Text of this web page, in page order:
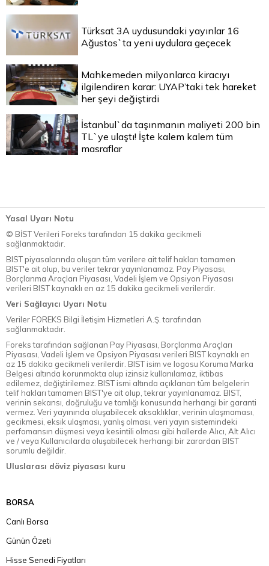
Türksat 3A uydusundaki yayınlar 16
Ağustos`ta yeni uydulara geçecek
Mahkemeden milyonlarca kiracıyı
ilgilendiren karar: UYAP’taki tek hareket
her şeyi değiştirdi
İstanbul`da taşınmanın maliyeti 200 bin
TL`ye ulaştı! İşte kalem kalem tüm
masraflar
Yasal Uyarı Notu
© BİST Verileri Foreks tarafından 15 dakika gecikmeli
sağlanmaktadır.
BIST piyasalarında oluşan tüm verilere ait telif hakları tamamen
BIST'e ait olup, bu veriler tekrar yayınlanamaz. Pay Piyasası,
Borçlanma Araçları Piyasası, Vadeli İşlem ve Opsiyon Piyasası
verileri BIST kaynaklı en az 15 dakika gecikmeli verilerdir.
Veri Sağlayıcı Uyarı Notu
Veriler FOREKS Bilgi İletişim Hizmetleri A.Ş. tarafından
sağlanmaktadır.
Foreks tarafından sağlanan Pay Piyasası, Borçlanma Araçları
Piyasası, Vadeli İşlem ve Opsiyon Piyasası verileri BIST kaynaklı en
az 15 dakika gecikmeli verilerdir. BIST isim ve logosu Koruma Marka
Belgesi altında korunmakta olup izinsiz kullanılamaz, iktibas
edilemez, değiştirilemez. BIST ismi altında açıklanan tüm belgelerin
telif hakları tamamen BIST'ye ait olup, tekrar yayınlanamaz. BIST,
verinin sekansı, doğruluğu ve tamlığı konusunda herhangi bir garanti
vermez. Veri yayınında oluşabilecek aksaklıklar, verinin ulaşmaması,
gecikmesi, eksik ulaşması, yanlış olması, veri yayın sistemindeki
perfomansın düşmesi veya kesintili olması gibi hallerde Alıcı, Alt Alıcı
ve / veya Kullanıcılarda oluşabilecek herhangi bir zarardan BIST
sorumlu değildir.
Uluslarası döviz piyasası kuru
BORSA
Canlı Borsa
Günün Özeti
Hisse Senedi Fiyatları